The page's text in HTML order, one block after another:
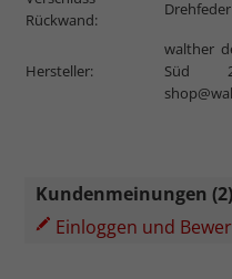
Rückwand:
Drehfeder
Hersteller:
walther
Süd
Kundenmeinungen
Einloggen und